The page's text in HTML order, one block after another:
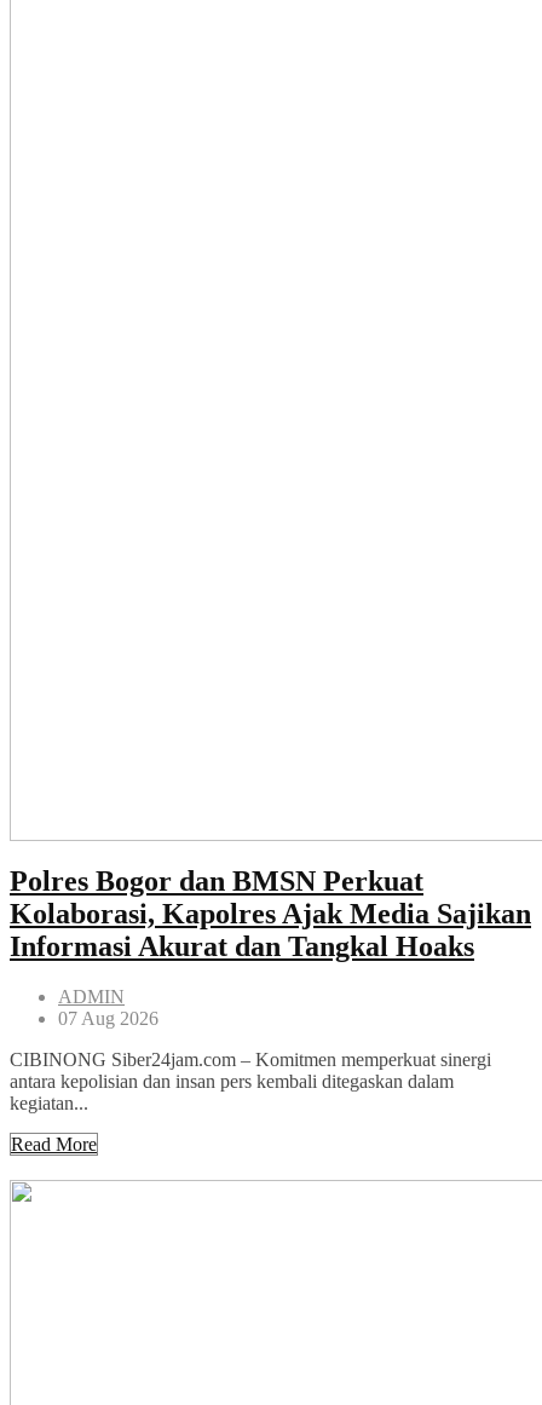
Polres Bogor dan BMSN Perkuat
Kolaborasi, Kapolres Ajak Media Sajikan
Informasi Akurat dan Tangkal Hoaks
ADMIN
07 Aug 2026
CIBINONG Siber24jam.com – Komitmen memperkuat sinergi
antara kepolisian dan insan pers kembali ditegaskan dalam
kegiatan...
Read More